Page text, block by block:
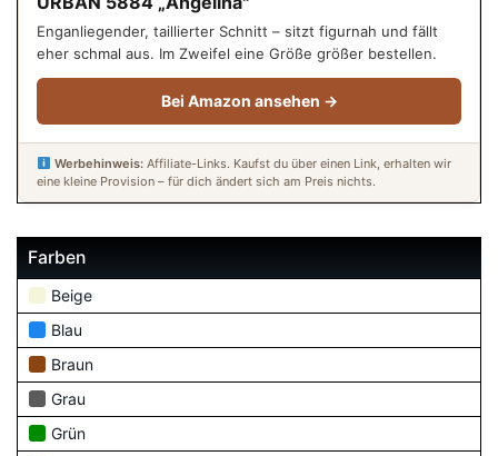
Enganliegender, taillierter Schnitt – sitzt figurnah und fällt
eher schmal aus. Im Zweifel eine Größe größer bestellen.
Bei Amazon ansehen →
Werbehinweis:Affiliate-Links. Kaufst du über einen Link, erhalten wir
eine kleine Provision – für dich ändert sich am Preis nichts.
Farben
Beige
Blau
Braun
Grau
Grün